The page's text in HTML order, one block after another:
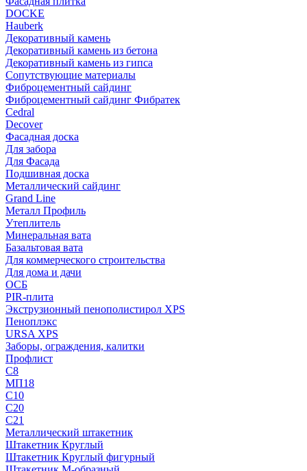
DOCKE
Hauberk
Декоративный камень
Декоративный камень из бетона
Декоративный камень из гипса
Сопутствующие материалы
Фиброцементный сайдинг
Фиброцементный сайдинг Фибратек
Cedral
Decover
Фасадная доска
Для забора
Для Фасада
Подшивная доска
Металлический сайдинг
Grand Line
Металл Профиль
Утеплитель
Минеральная вата
Базальтовая вата
Для коммерческого строительства
Для дома и дачи
ОСБ
PIR-плита
Экструзионный пенополистирол XPS
Пеноплэкс
URSA XPS
Заборы, ограждения, калитки
Профлист
С8
МП18
С10
С20
С21
Металлический штакетник
Штакетник Круглый
Штакетник Круглый фигурный